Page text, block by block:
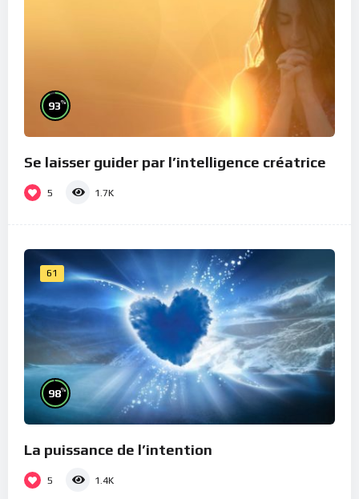
93%
Se laisser guider par l’intelligence créatrice
5 1.7K
61
98%
La puissance de l’intention
5 1.4K